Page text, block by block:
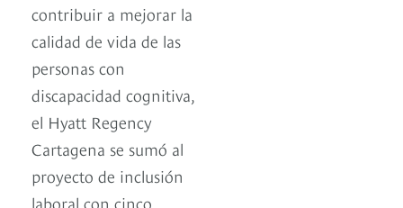
contribuir a mejorar la
calidad de vida de las
personas con
discapacidad cognitiva,
el Hyatt Regency
Cartagena se sumó al
proyecto de inclusión
laboral con cinco